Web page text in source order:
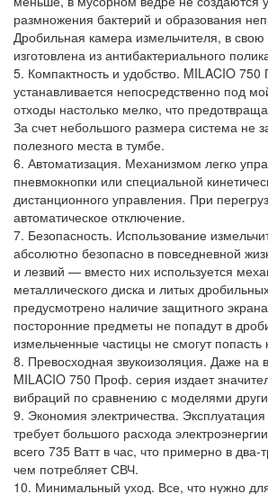
размножения бактерий и образования
Дробильная камера измельчителя, в свою
изготовлена из антибактериального
5. Компактность и удобство. MILACIO
устанавливается непосредственно под
отходы настолько мелко, что
За счет небольшого размера система не
полезного места в тумбе.
6. Автоматизация. Механизмом легко
пневмокнопки или специальной
дистанционного управления. При
автоматическое отключение.
7. Безопасность. Использование
абсолютно безопасно в повседневной
и лезвий — вместо них используется
металлического диска и литых
предусмотрено наличие защитного
посторонние предметы не попадут в
измельченные частицы не смогут попасть
8. Превосходная звукоизоляция. Даже на
MILACIO 750 Проф. серия издает
вибраций по сравнению с моделями
9. Экономия электричества.
требует большого расхода
всего 735 Ватт в час, что примерно в
чем потребляет СВЧ.
10. Минимальный уход. Все, что нужно